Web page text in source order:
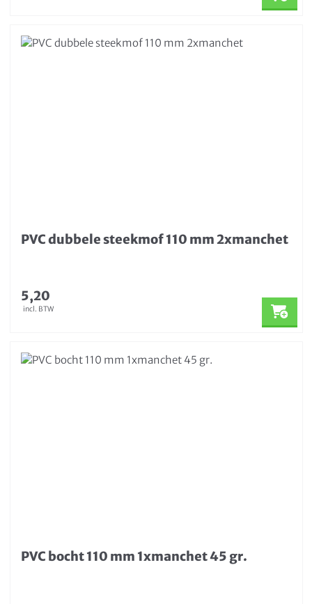
PVC dubbele steekmof 110 mm 2xmanchet
5,20
incl. BTW
PVC bocht 110 mm 1xmanchet 45 gr.